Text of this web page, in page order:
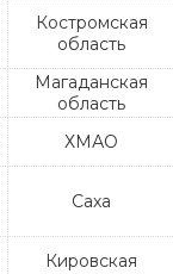
Костромская
область
Магаданская
область
ХМАО
Саха
Кировская